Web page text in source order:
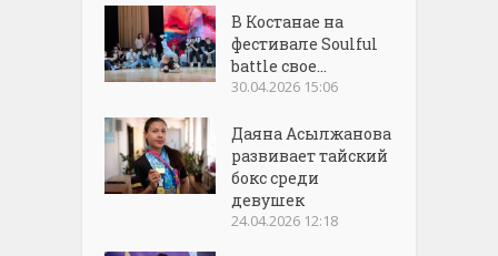
В Костанае на
фестивале Soulful
battle свое...
30.04.2026 15:06
Даяна Асылжанова
развивает тайский
бокс среди
девушек
24.04.2026 12:18